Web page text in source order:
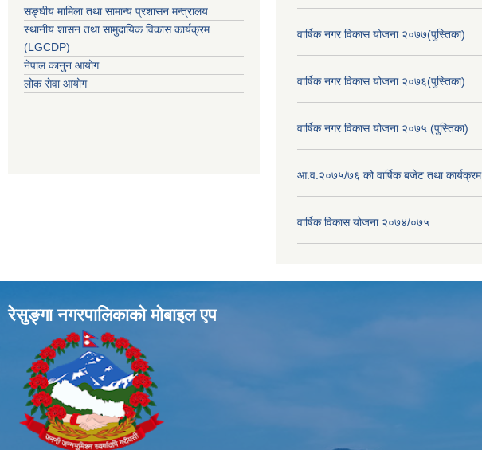
सङ्घीय मामिला तथा सामान्य प्रशासन मन्त्रालय
स्थानीय शासन तथा सामुदायिक विकास कार्यक्रम
(LGCDP)
नेपाल कानुन आयोग
लोक सेवा आयोग
वार्षिक नगर विकास योजना २०७७(पुस्तिका)
वार्षिक नगर विकास योजना २०७६(पुस्तिका)
वार्षिक नगर विकास योजना २०७५ (पुस्तिका)
आ.व.२०७५/७६ को वार्षिक बजेट तथा कार्यक्रम
वार्षिक विकास योजना २०७४/०७५
रेसुङ्गा नगरपालिकाकाे माेबाइल एप